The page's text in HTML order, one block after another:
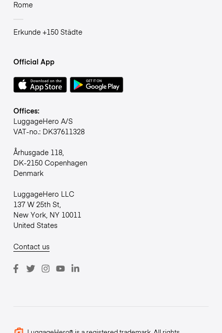
Rome
Erkunde +150 Städte
Official App
Offices:
LuggageHero A/S
VAT-no.: DK37611328
Århusgade 118,
DK-2150 Copenhagen
Denmark
LuggageHero LLC
137 W 25th St,
New York, NY 10011
United States
Contact us